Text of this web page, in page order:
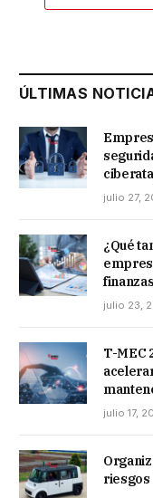
ÚLTIMAS
julio 27,
¿Qué
julio 23,
T-MEC
julio 17,
riesgos